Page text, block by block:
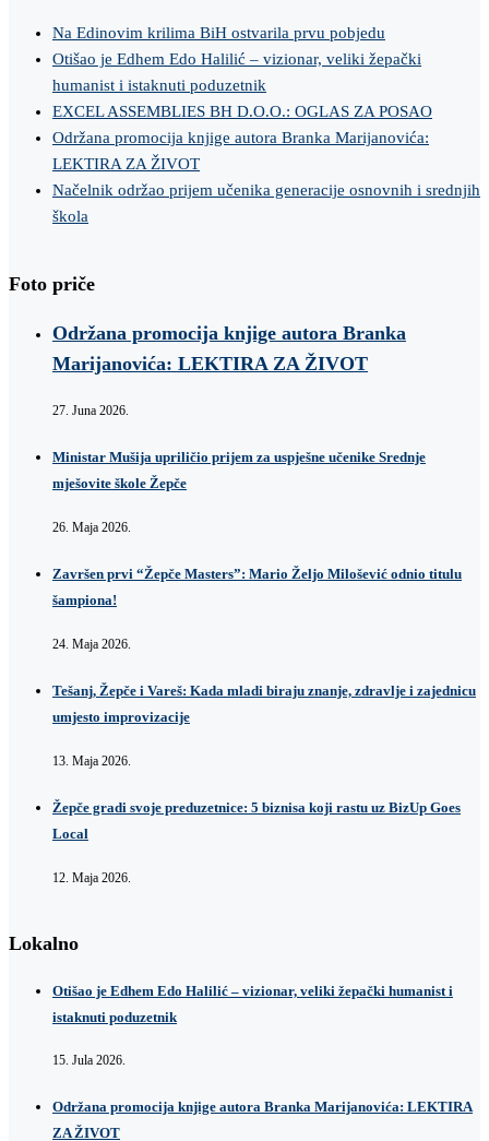
Na Edinovim krilima BiH ostvarila prvu pobjedu
Otišao je Edhem Edo Halilić – vizionar, veliki žepački
humanist i istaknuti poduzetnik
EXCEL ASSEMBLIES BH D.O.O.: OGLAS ZA POSAO
Održana promocija knjige autora Branka Marijanovića:
LEKTIRA ZA ŽIVOT
Načelnik održao prijem učenika generacije osnovnih i srednjih
škola
Foto priče
Održana promocija knjige autora Branka
Marijanovića: LEKTIRA ZA ŽIVOT
27. Juna 2026.
Ministar Mušija upriličio prijem za uspješne učenike Srednje
mješovite škole Žepče
26. Maja 2026.
Završen prvi “Žepče Masters”: Mario Željo Milošević odnio titulu
šampiona!
24. Maja 2026.
Tešanj, Žepče i Vareš: Kada mladi biraju znanje, zdravlje i zajednicu
umjesto improvizacije
13. Maja 2026.
Žepče gradi svoje preduzetnice: 5 biznisa koji rastu uz BizUp Goes
Local
12. Maja 2026.
Lokalno
Otišao je Edhem Edo Halilić – vizionar, veliki žepački humanist i
istaknuti poduzetnik
15. Jula 2026.
Održana promocija knjige autora Branka Marijanovića: LEKTIRA
ZA ŽIVOT